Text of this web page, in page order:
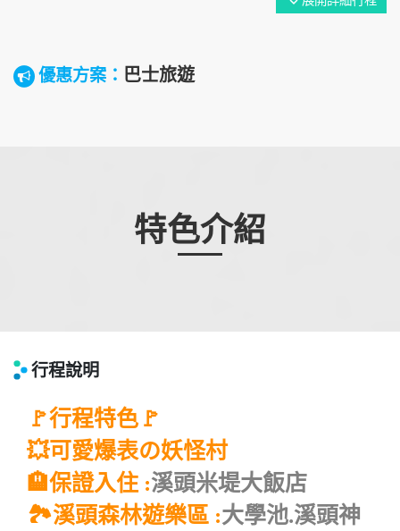
優惠方案： 巴士旅遊
特色介紹
行程說明
🚩行程特色🚩
💥可愛爆表の妖怪村
🏨保證入住 :溪頭米堤大飯店
🏞️溪頭森林遊樂區 :大學池.溪頭神